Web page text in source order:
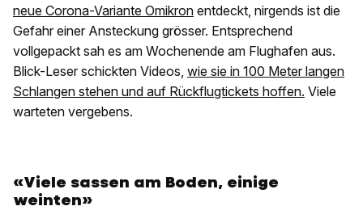
neue Corona-Variante Omikron entdeckt, nirgends ist die
Gefahr einer Ansteckung grösser. Entsprechend
vollgepackt sah es am Wochenende am Flughafen aus.
Blick-Leser schickten Videos, wie sie in 100 Meter langen
Schlangen stehen und auf Rückflugtickets hoffen. Viele
warteten vergebens.
«Viele sassen am Boden, einige
weinten»